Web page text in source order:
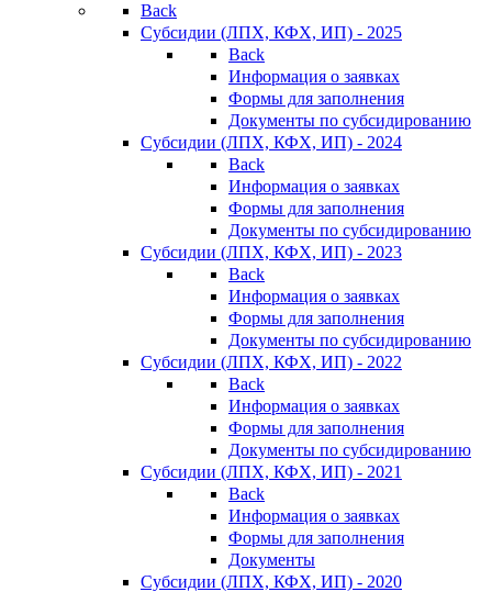
Back
Субсидии (ЛПХ, КФХ, ИП) - 2025
Back
Информация о заявках
Формы для заполнения
Документы по субсидированию
Субсидии (ЛПХ, КФХ, ИП) - 2024
Back
Информация о заявках
Формы для заполнения
Документы по субсидированию
Субсидии (ЛПХ, КФХ, ИП) - 2023
Back
Информация о заявках
Формы для заполнения
Документы по субсидированию
Субсидии (ЛПХ, КФХ, ИП) - 2022
Back
Информация о заявках
Формы для заполнения
Документы по субсидированию
Субсидии (ЛПХ, КФХ, ИП) - 2021
Back
Информация о заявках
Формы для заполнения
Документы
Субсидии (ЛПХ, КФХ, ИП) - 2020